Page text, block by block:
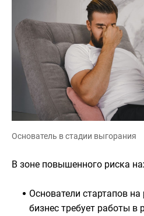
Основатель в стадии выгорания
В зоне повышенного риска
Основатели стартапов
бизнес требует работы